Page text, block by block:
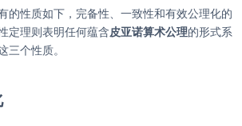
的性质如下，完备性、一致性和有效公理化的
定理则表明任何蕴含皮亚诺算术公理的形式系
三个性质。